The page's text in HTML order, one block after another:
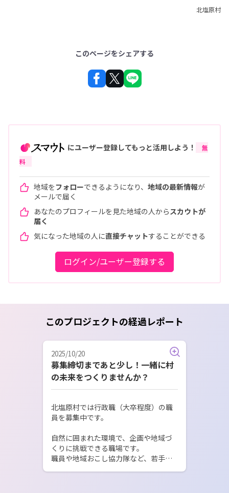
北塩原村
このページをシェアする
にユーザー登録してもっと活用しよう！
無
料
地域をフォローできるようになり、 地域の最新情報が
メールで届く
あなたのプロフィールを見た地域の人から スカウトが
届く
気になった地域の人に直接チャットすることができる
ログイン/ユーザー登録する
このプロジェクトの経過レポート
2025/10/20
募集締切まであと少し！一緒に村
の未来をつくりませんか？
北塩原村では行政職（大卒程度）の職
員を募集中です。
自然に囲まれた環境で、企画や地域づ
くりに挑戦できる職場です。
職員や地域おこし協力隊など、若手中